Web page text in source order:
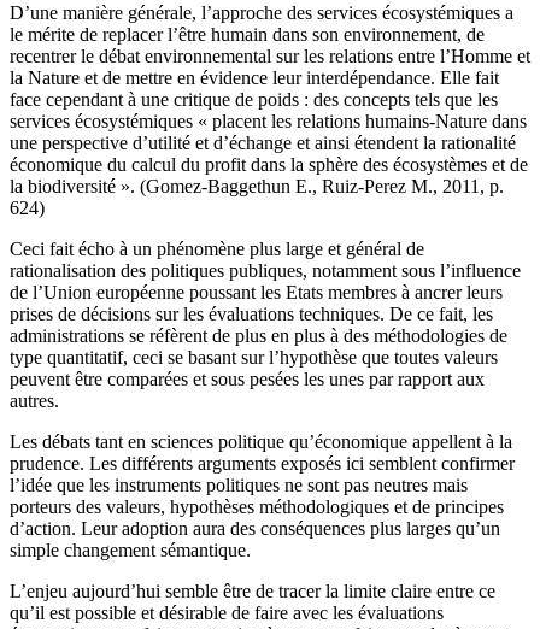
D’une manière générale, l’approche des services écosystémiques a
le mérite de replacer l’être humain dans son environnement, de
recentrer le débat environnemental sur les relations entre l’Homme et
la Nature et de mettre en évidence leur interdépendance. Elle fait
face cependant à une critique de poids : des concepts tels que les
services écosystémiques « placent les relations humains-Nature dans
une perspective d’utilité et d’échange et ainsi étendent la rationalité
économique du calcul du profit dans la sphère des écosystèmes et de
la biodiversité ». (Gomez-Baggethun E., Ruiz-Perez M., 2011, p.
624)
Ceci fait écho à un phénomène plus large et général de
rationalisation des politiques publiques, notamment sous l’influence
de l’Union européenne poussant les Etats membres à ancrer leurs
prises de décisions sur les évaluations techniques. De ce fait, les
administrations se réfèrent de plus en plus à des méthodologies de
type quantitatif, ceci se basant sur l’hypothèse que toutes valeurs
peuvent être comparées et sous pesées les unes par rapport aux
autres.
Les débats tant en sciences politique qu’économique appellent à la
prudence. Les différents arguments exposés ici semblent confirmer
l’idée que les instruments politiques ne sont pas neutres mais
porteurs des valeurs, hypothèses méthodologiques et de principes
d’action. Leur adoption aura des conséquences plus larges qu’un
simple changement sémantique.
L’enjeu aujourd’hui semble être de tracer la limite claire entre ce
qu’il est possible et désirable de faire avec les évaluations